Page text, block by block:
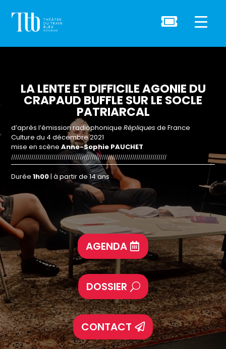

LA LENTE ET DIFFICILE AGONIE DU
CRAPAUD BUFFLE SUR LE SOCLE
PATRIARCAL
d’après l’émission radiophoniqueRépliques de France
Culture du 4 décembre 2021
mise en scèneAnne-Sophie PAUCHET
/////////////////////////////////////////////////////////////////////////////
Durée1h00| à partir de 14 ans
AGENDA
DOSSIER
CONTACT